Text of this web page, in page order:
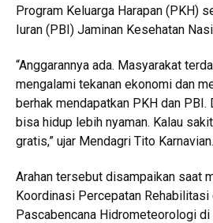
Program Keluarga Harapan (PKH)
Iuran (PBI) Jaminan Kesehatan
“Anggarannya ada. Masyarakat
mengalami tekanan ekonomi dan
berhak mendapatkan PKH dan PBI.
bisa hidup lebih nyaman. Kalau
gratis,” ujar Mendagri Tito Karnavian.
Arahan tersebut disampaikan saat
Koordinasi Percepatan
Pascabencana Hidrometeorologi di